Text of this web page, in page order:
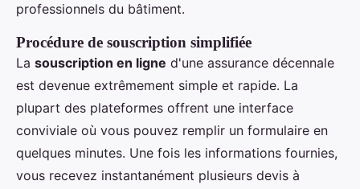
professionnels du bâtiment.
Procédure de souscription simplifiée
La souscription en ligne d'une assurance décennale
est devenue extrêmement simple et rapide. La
plupart des plateformes offrent une interface
conviviale où vous pouvez remplir un formulaire en
quelques minutes. Une fois les informations fournies,
vous recevez instantanément plusieurs devis à